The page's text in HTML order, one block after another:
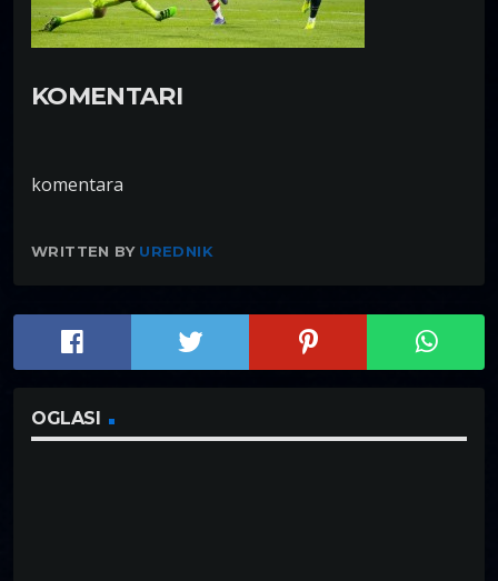
KOMENTARI
komentara
WRITTEN BY UREDNIK
OGLASI